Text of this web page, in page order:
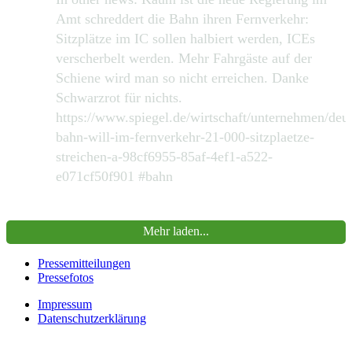
Amt schreddert die Bahn ihren Fernverkehr:
Sitzplätze im IC sollen halbiert werden, ICEs
verscherbelt werden. Mehr Fahrgäste auf der
Schiene wird man so nicht erreichen. Danke
Schwarzrot für nichts.
https://www.spiegel.de/wirtschaft/unternehmen/
bahn-will-im-fernverkehr-21-000-sitzplaetze-
streichen-a-98cf6955-85af-4ef1-a522-
e071cf50f901 #bahn
Mehr laden...
Pressemitteilungen
Pressefotos
Impressum
Datenschutzerklärung